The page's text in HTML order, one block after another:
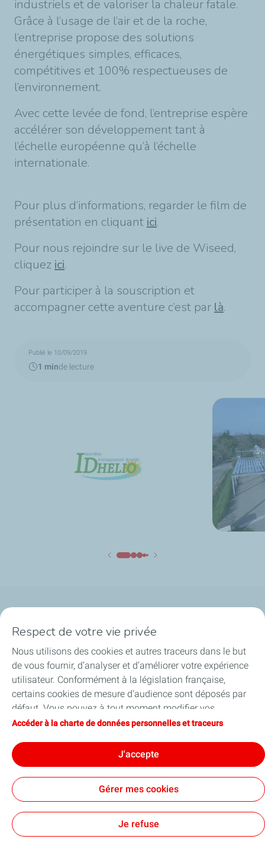
industriels et de valoriser la chaleur fatale.
Grâce à l’usage de l’air et de la roche,
l’entreprise propose des solutions
énergétiques simples, efficaces,
compétitives et 100% respectueuses de
l’environnement.
Avec cette levée de fond, l’entreprise espère
accélérer son développement tant à
l’échelle européenne qu’à l’échelle
internationale.
Pour plus d’informations, regarder le film de
présentation en cliquant ici.
Pour nous rejoindre sur le live de Wiseed,
cliquez ici.
Pour participer à la souscription et
accompagner cette aventure c’est par là.
Publié le 10/09/2019
1 minde lecture
Notre ancrage territorial
Financer les entreprises
Soutenir les projets industriels
Accompagner à l'international
Accessibilité : partiellement conforme
Respect de votre vie privée
Nous utilisons des cookies et autres traceurs dans le but
de vous fournir, d’analyser et d’améliorer votre expérience
utilisateur. Conformément à la législation française,
certains cookies de mesure d'audience sont déposés par
défaut. Vous pouvez à tout moment modifier vos
paramètres de cookies en cliquant sur le bouton « Gérer
vous acceptez le dépôt de l’ensemble des cookies. Dans le
cas où vous cliquez sur « Je refuse », seuls les cookies
techniques nécessaires au bon fonctionnement du site
seront utilisés. Pour plus d’informations, vous pouvez
traceurs ».
Accéder à la charte de données personnelles et traceurs
J'accepte
Gérer mes cookies
Je refuse